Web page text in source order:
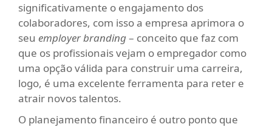
significativamente o engajamento dos
colaboradores, com isso a empresa aprimora o
seu employer branding– conceito que faz com
que os profissionais vejam o empregador como
uma opção válida para construir uma carreira,
logo, é uma excelente ferramenta para reter e
atrair novos talentos.
O planejamento financeiro é outro ponto que